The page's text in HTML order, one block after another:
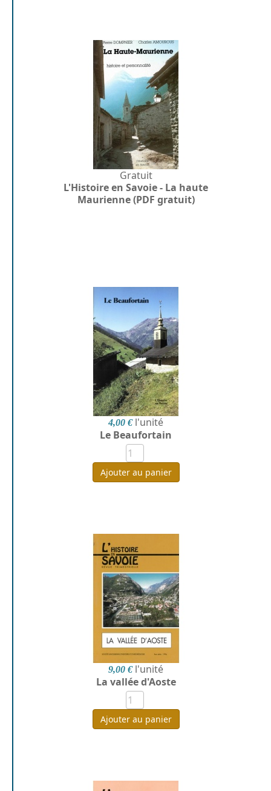
Gratuit
L'Histoire en Savoie - La haute
Maurienne (PDF gratuit)
4,00 € l'unité
Le Beaufortain
Ajouter au panier
9,00 € l'unité
La vallée d'Aoste
Ajouter au panier